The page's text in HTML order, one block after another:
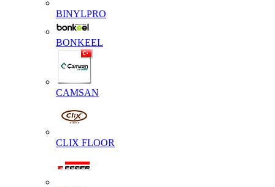
BINYLPRO
BONKEEL
CAMSAN
CLIX FLOOR